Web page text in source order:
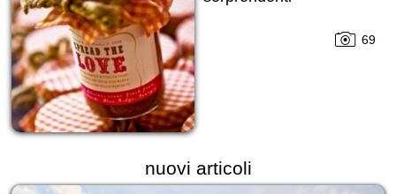
69
nuovi articoli